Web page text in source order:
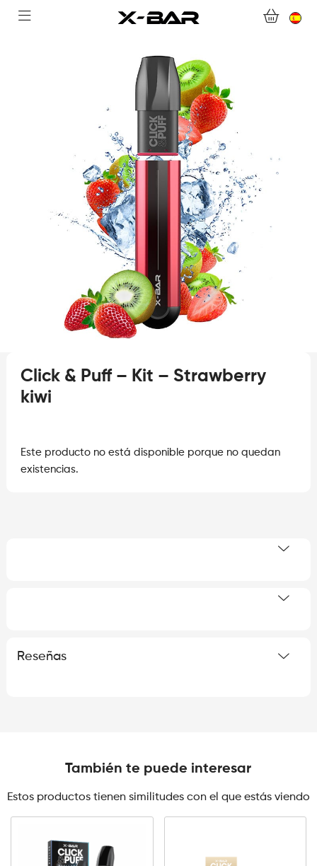
BIENVENIDO A X-BAR.CO
CONTACTA CON NOSOTROS
PREGUNTAS MÁS FRECUENTES
CONVIÉRTASE EN UN MAYORISTA DE X-BAR
MI CUENTA
Click & Puff – Kit – Strawberry
kiwi
Este producto no está disponible porque no quedan
existencias.
Reseñas
También te puede interesar
Estos productos tienen similitudes con el que estás viendo